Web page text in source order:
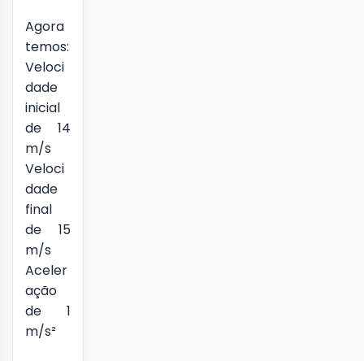
Agora
temos:
Veloci
dade
inicial
de 14
m/s
Veloci
dade
final
de 15
m/s
Aceler
ação
de 1
m/s²